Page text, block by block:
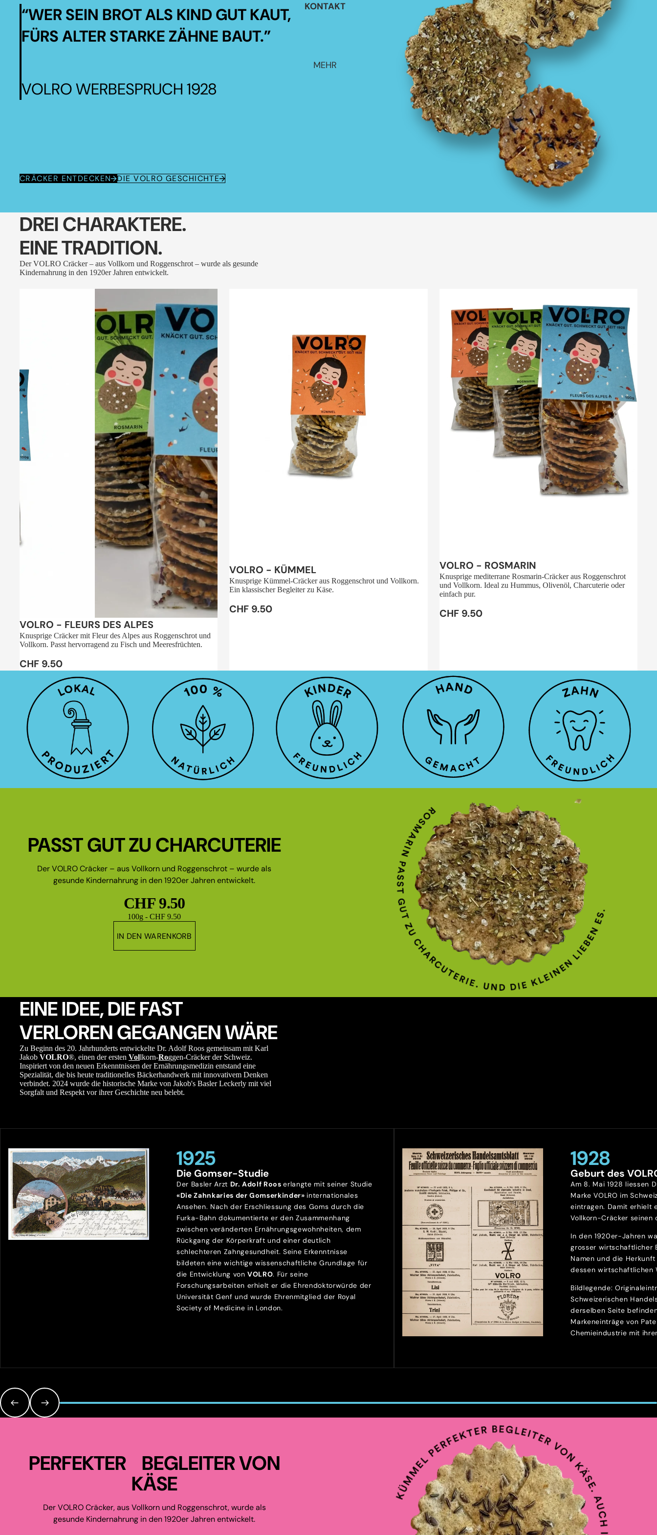
KONTAKT
MEHR
“WER SEIN BROT ALS KIND GUT KAUT,
FÜRS ALTER STARKE ZÄHNE BAUT.”
VOLRO WERBESPRUCH 1928
CRÄCKER ENTDECKEN DIE VOLRO GESCHICHTE
DREI CHARAKTERE.
EINE TRADITION.
Der VOLRO Cräcker – aus Vollkorn und Roggenschrot – wurde als gesunde
Kindernahrung in den 1920er Jahren entwickelt.
Sale
VOLRO - FLEURS DES ALPES
Knusprige Cräcker mit Fleur des Alpes aus Roggenschrot und
Vollkorn. Passt hervorragend zu Fisch und Meeresfrüchten.
CHF 9.50
VOLRO - KÜMMEL
Knusprige Kümmel-Cräcker aus Roggenschrot und Vollkorn.
Ein klassischer Begleiter zu Käse.
CHF 9.50
ROSMARIN
VOLRO - ROSMARIN
Knusprige mediterrane Rosmarin-Cräcker aus Roggenschrot
und Vollkorn. Ideal zu Hummus, Olivenöl, Charcuterie oder
einfach pur.
CHF 9.50
PASST GUT ZU CHARCUTERIE
Der VOLRO Cräcker – aus Vollkorn und Roggenschrot – wurde als
gesunde Kindernahrung in den 1920er Jahren entwickelt.
CHF 9.50
Grundpreis
100g - CHF 9.50
IN DEN WARENKORB
EINE IDEE, DIE FAST
VERLOREN GEGANGEN WÄRE
Zu Beginn des 20. Jahrhunderts entwickelte Dr. Adolf Roos gemeinsam mit Karl
Jakob VOLRO®, einen der ersten Vollkorn-Roggen-Cräcker der Schweiz.
Inspiriert von den neuen Erkenntnissen der Ernährungsmedizin entstand eine
Spezialität, die bis heute traditionelles Bäckerhandwerk mit innovativem Denken
verbindet. 2024 wurde die historische Marke von Jakob's Basler Leckerly mit viel
Sorgfalt und Respekt vor ihrer Geschichte neu belebt.
1925
Die Gomser-Studie
Der Basler Arzt Dr. Adolf Rooserlangte mit seiner Studie
«Die Zahnkaries der Gomserkinder» internationales
Ansehen. Nach der Erschliessung des Goms durch die
Furka-Bahn dokumentierte er den Zusammenhang
zwischen veränderten Ernährungsgewohnheiten, dem
Rückgang der Körperkraft und einer deutlich
schlechteren Zahngesundheit. Seine Erkenntnisse
bildeten eine wichtige wissenschaftliche Grundlage für
die Entwicklung vonVOLRO. Für seine
Forschungsarbeiten erhielt er die Ehrendoktorwürde der
Universität Genf und wurde Ehrenmitglied der Royal
Society of Medicine in London.
1928
Geburt des
Am 8. Mai 1928 liessen
Marke VOLRO im
eintragen. Damit erhielt
Vollkorn-Cräcker seinen
In den 1920er-Jahren
grosser wirtschaftlicher
Namen und die
dessen wirtschaftlichen
Bildlegende:
Schweizerischen
derselben Seite
Markeneinträge von
Chemieindustrie mit
PERFEKTER BEGLEITER VON
KÄSE
Der VOLRO Cräcker, aus Vollkorn und Roggenschrot, wurde als
gesunde Kindernahrung in den 1920er Jahren entwickelt.